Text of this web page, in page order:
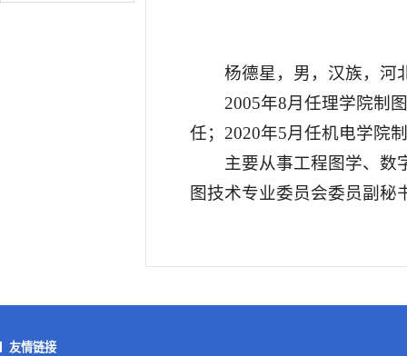
杨德星，男，汉族，河
2005年8月任理学院制
任；2020年5月任机电学院
主要从事工程图学、数
图技术专业委员会委员副
友情链接